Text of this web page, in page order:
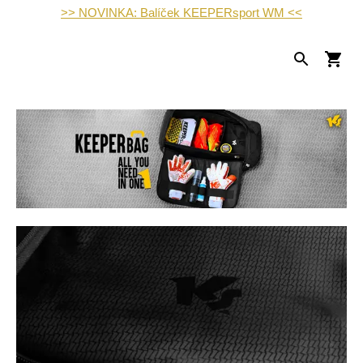
>> NOVINKA: Balíček KEEPERsport WM <<